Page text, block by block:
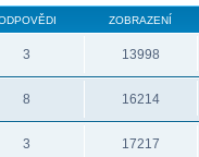
ZOBRAZENÍ
3 13998
8 16214
3 17217